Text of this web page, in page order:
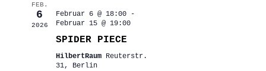
FEB.
6
2026
Februar 6 @ 18:00-
Februar 15 @ 19:00
SPIDER PIECE
HilbertRaum Reuterstr.
31, Berlin